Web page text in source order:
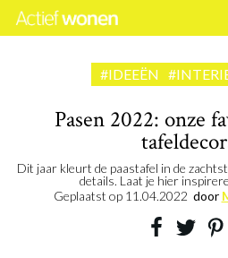
#IDEEËN
Pasen 2022: onze
Dit jaar kleurt de paastafel in de
details. Laat je hier
Geplaatst op 11.04.2022 door